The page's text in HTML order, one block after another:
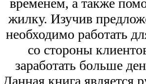
временем, а также
жилку. Изучив
необходимо работать
со стороны
заработать больше
Данная книга является